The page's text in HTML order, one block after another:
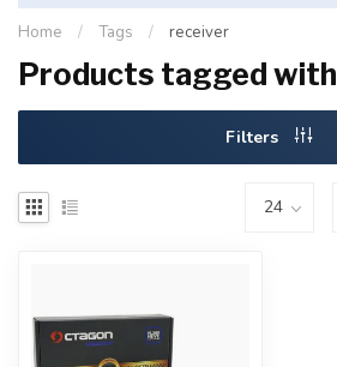
Home / Tags / receiver
Products tagged
Filters